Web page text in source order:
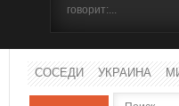
говорит:...
СОСЕДИ УКРАИНА